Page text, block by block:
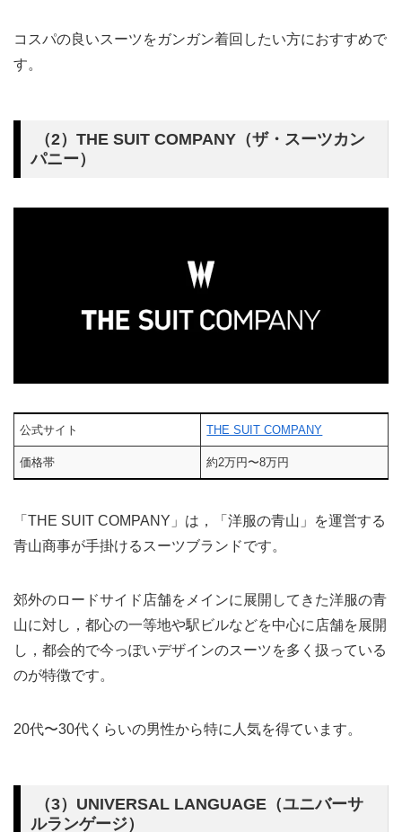
コスパの良いスーツをガンガン着回したい方におすすめで
す。
（2）THE SUIT COMPANY（ザ・スーツカン
パニー）
公式サイト THE SUIT COMPANY
価格帯 約2万円〜8万円
「THE SUIT COMPANY」は，「洋服の青山」を運営する
青山商事が手掛けるスーツブランドです。
郊外のロードサイド店舗をメインに展開してきた洋服の青
山に対し，都心の一等地や駅ビルなどを中心に店舗を展開
し，都会的で今っぽいデザインのスーツを多く扱っている
のが特徴です。
20代〜30代くらいの男性から特に人気を得ています。
（3）UNIVERSAL LANGUAGE（ユニバーサ
ルランゲージ）